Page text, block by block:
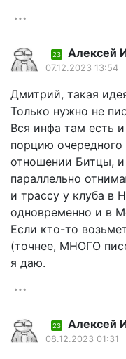
23 Алексей
07.12.2023 13:54
Дмитрий, такая
Только нужно не
Вся инфа там есть
порцию
отношении Битцы,
параллельно
и трассу у клуба в
одновременно и в
Если кто-то
(точнее, МНОГО
я даю.
23 Алексей
08.12.2023 01:31